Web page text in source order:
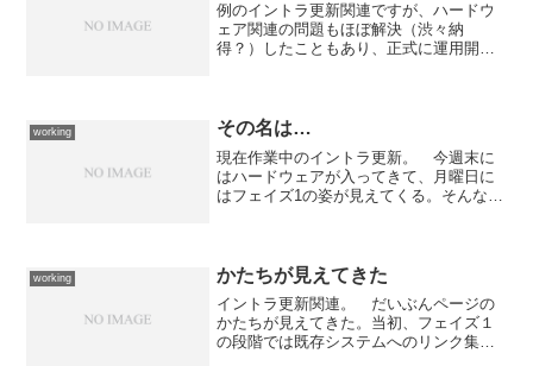
例のイントラ更新関連ですが、ハードウ
ェア関連の問題もほぼ解決（渋々納
得？）したこともあり、正式に運用開始
開始日からの「新イントラへ...
working その名は…
現在作業中のイントラ更新。 今週末に
はハードウェアが入ってきて、月曜日に
はフェイズ1の姿が見えてくる。そんなシ
イナーさんにロ...
working かたちが見えてきた
イントラ更新関連。 だいぶんページの
かたちが見えてきた。当初、フェイズ１
の段階では既存システムへのリンク集的